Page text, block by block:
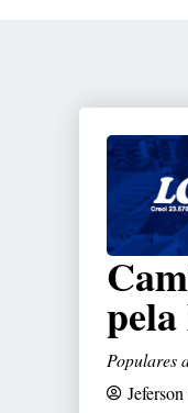
Populares